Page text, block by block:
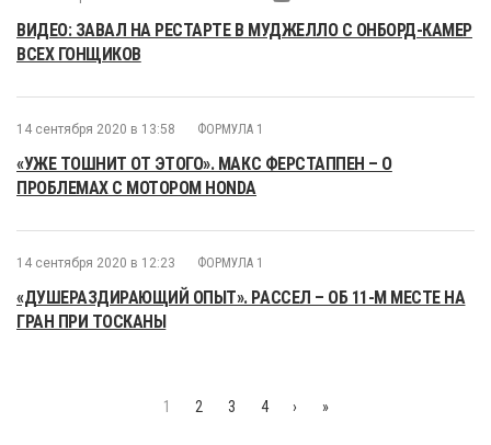
ВИДЕО: ЗАВАЛ НА РЕСТАРТЕ В МУДЖЕЛЛО С ОНБОРД-КАМЕР
ВСЕХ ГОНЩИКОВ
14 сентября 2020 в 13:58 ФОРМУЛА 1
«УЖЕ ТОШНИТ ОТ ЭТОГО». МАКС ФЕРСТАППЕН – О
ПРОБЛЕМАХ С МОТОРОМ HONDA
14 сентября 2020 в 12:23 ФОРМУЛА 1
«ДУШЕРАЗДИРАЮЩИЙ ОПЫТ». РАССЕЛ – ОБ 11-М МЕСТЕ НА
ГРАН ПРИ ТОСКАНЫ
1 2 3 4 › »